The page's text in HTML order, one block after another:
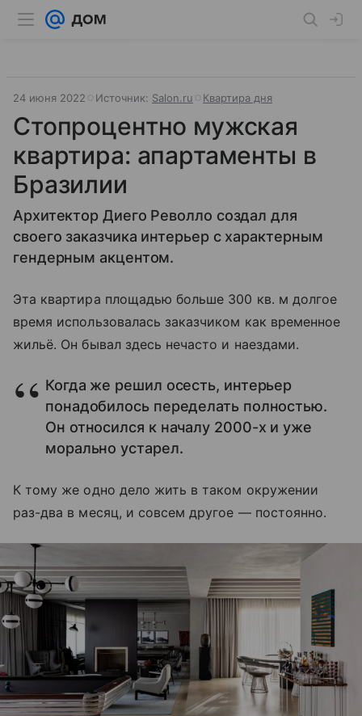
24 июня 2022 Источник: Salon.ru Квартира дня
Стопроцентно мужская
квартира: апартаменты в
Бразилии
Архитектор Диего Револло создал для
своего заказчика интерьер с характерным
гендерным акцентом.
Эта квартира площадью больше 300 кв. м долгое
время использовалась заказчиком как временное
жильё. Он бывал здесь нечасто и наездами.
Когда же решил осесть, интерьер
понадобилось переделать полностью.
Он относился к началу 2000-х и уже
морально устарел.
К тому же одно дело жить в таком окружении
раз-два в месяц, и совсем другое — постоянно.